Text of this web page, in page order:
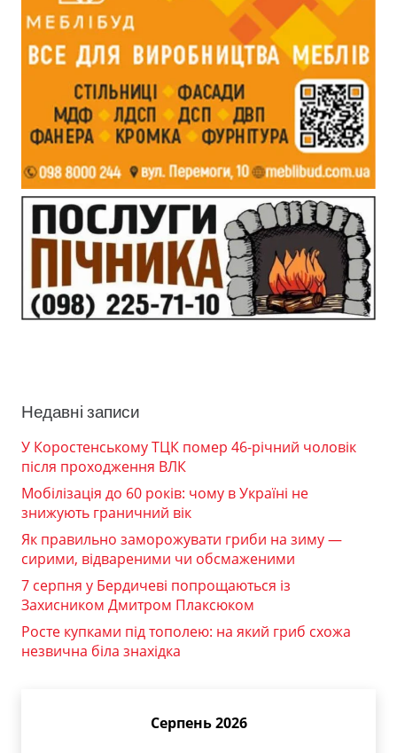
Недавні записи
У Коростенському ТЦК помер 46-річний чоловік
після проходження ВЛК
Мобілізація до 60 років: чому в Україні не
знижують граничний вік
Як правильно заморожувати гриби на зиму —
сирими, відвареними чи обсмаженими
7 серпня у Бердичеві попрощаються із
Захисником Дмитром Плаксюком
Росте купками під тополею: на який гриб схожа
незвична біла знахідка
Серпень 2026